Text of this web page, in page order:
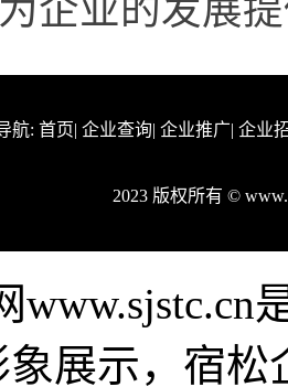
企业的发展
航: 首页| 企业查询| 企业推广| 企业
2023 版权所有 ©
www.sjstc.cn
展示，宿